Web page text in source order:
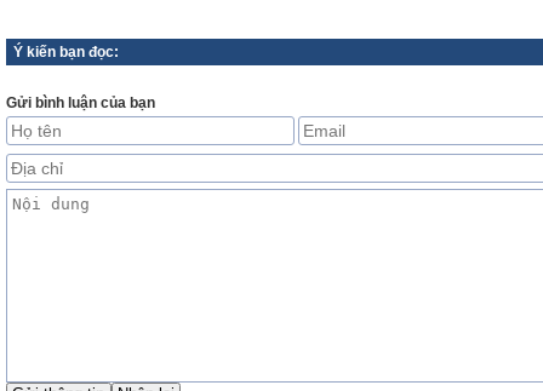
Ý kiến bạn đọc:
Gửi bình luận của bạn